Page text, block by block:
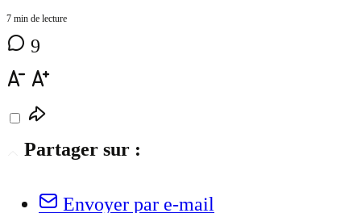
7 min de lecture
9
Partager sur :
Envoyer par e-mail